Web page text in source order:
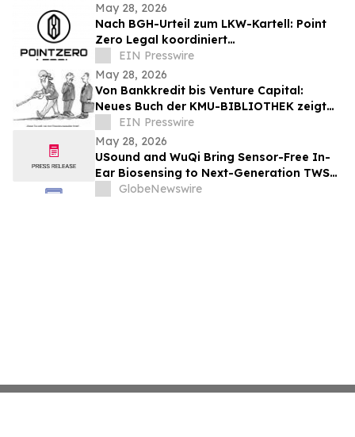
May 28, 2026
Nach BGH-Urteil zum LKW-Kartell: Point
Zero Legal koordiniert
Streitgenossenschaft für Transport- und
Bauunternehmen
EIN Presswire
May 28, 2026
Von Bankkredit bis Venture Capital:
Neues Buch der KMU-BIBLIOTHEK zeigt
Unternehmern Weg durch
Finanzierungsdschungel
EIN Presswire
May 28, 2026
USound and WuQi Bring Sensor-Free In-
Ear Biosensing to Next-Generation TWS
Devices
GlobeNewswire